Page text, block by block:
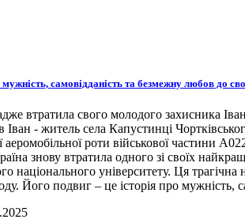
самовідданість та безмежну любов до
втратила свого молодого захисника
Іван - житель села Капустинці
аеромобільної роти військової частини
знову втратила одного зі своїх
національного університету. Ця
Його подвиг – це історія про